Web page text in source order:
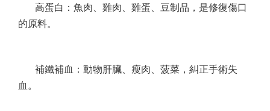
高蛋白：魚肉、雞肉、雞蛋、豆制品，是修復傷口
的原料。
補鐵補血：動物肝臟、瘦肉、菠菜，糾正手術失
血。